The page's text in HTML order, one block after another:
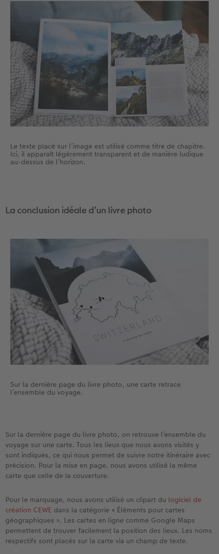
Le texte placé sur l’image est utilisé comme titre de chapitre.
Ici, il apparaît légèrement transparent et de manière ludique
au-dessus de l’horizon.
La conclusion idéale d’un livre photo
Sur la dernière page du livre photo, une carte retrace
l’ensemble du voyage.
Sur la dernière page du livre photo, on retrouve l’ensemble du
voyage sur une carte. Tous les lieux que nous avons visités y
sont indiqués, ce qui nous permet de suivre notre itinéraire avec
précision. Pour la mise en page, nous avons utilisé la même
carte que celle de la couverture.
Pour le marquage, nous avons utilisé un clipart du logiciel de
création CEWE dans la catégorie « Éléments pour cartes
géographiques ». Les cartes en ligne comme Google Maps
permettent de trouver facilement la position des lieux. Les noms
respectifs sont placés sur la carte via un champ de texte.